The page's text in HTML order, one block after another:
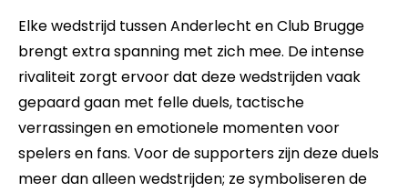
Elke wedstrijd tussen Anderlecht en Club Brugge
brengt extra spanning met zich mee. De intense
rivaliteit zorgt ervoor dat deze wedstrijden vaak
gepaard gaan met felle duels, tactische
verrassingen en emotionele momenten voor
spelers en fans. Voor de supporters zijn deze duels
meer dan alleen wedstrijden; ze symboliseren de